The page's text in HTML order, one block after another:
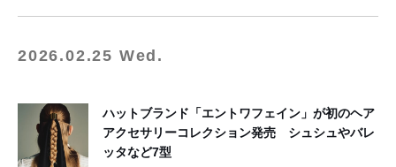
2026.02.25 Wed.
ハットブランド「エントワフェイン」が初のヘア
アクセサリーコレクション発売 シュシュやバレ
ッタなど7型